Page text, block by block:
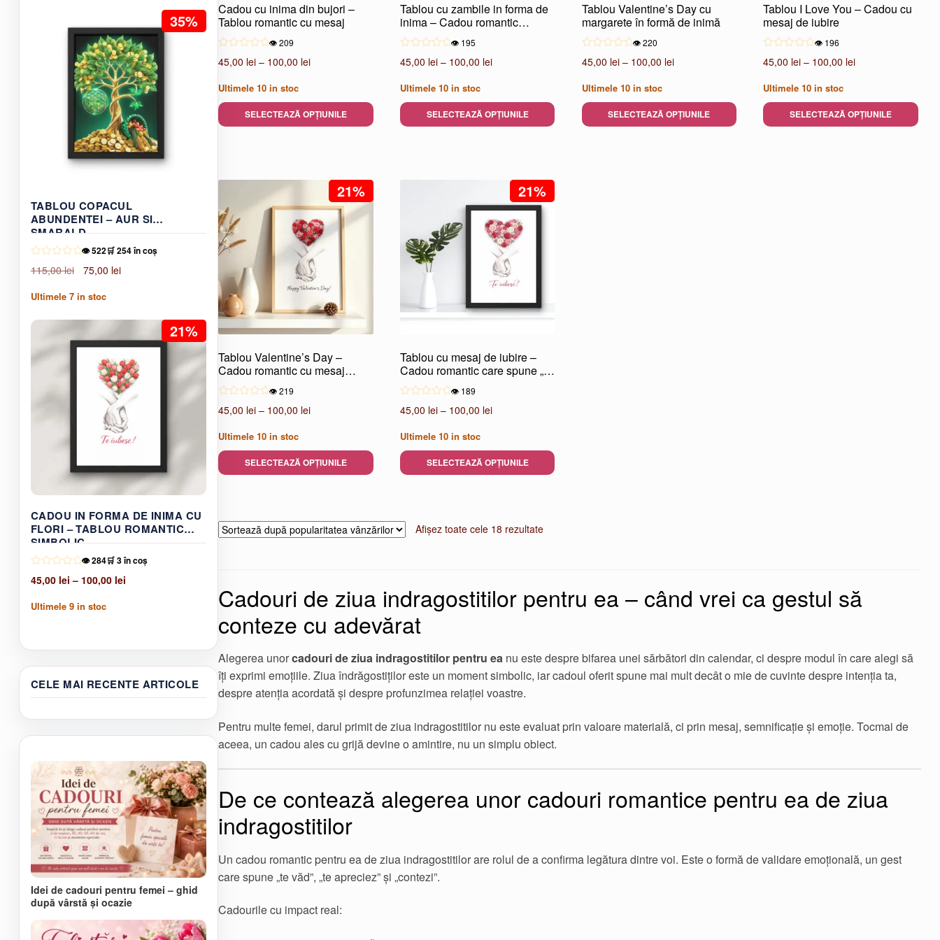
Cadou cu inima din bujori –
Tablou romantic cu mesaj
👁️ 209
45,00 lei – 100,00 leiInterval
45,00 lei
până
Ultimele 10in stoc
SELECTEAZĂ OPȚIUNILE
mai
variații.
Opțiunile
pot
fi
alese
în
pagina
produsului.
Tablou cu zambile in forma de
inima – Cadou romantic
special
👁️ 195
45,00 lei – 100,00 leiInterval
45,00 lei
până
Ultimele 10in stoc
SELECTEAZĂ OPȚIUNILE
Opțiunile
pot
pagina
produsului.
Tablou Valentine’s Day cu
margarete în formă de inimă
👁️ 220
45,00 lei – 100,00 leiInterval
45,00 lei
până
Ultimele 10in stoc
SELECTEAZĂ OPȚIUNILE
Tablou I Love You – Cadou cu
mesaj de iubire
👁️ 196
45,00 lei – 100,00 leiInterval
45,00 lei
până
Ultimele10 in stoc
SELECTEAZĂ OPȚIUNILE
21%
Tablou Valentine’s Day –
Cadou romantic cu mesaj
simbolic
👁️ 219
45,00 lei – 100,00 leiInterval
45,00 lei
până
Ultimele 10in stoc
SELECTEAZĂ OPȚIUNILE
mai
pot
fi
alese
în
pagina
produsului.
21%
Tablou cu mesaj de iubire –
Cadou romantic care spune „Te
iubesc”
👁️ 189
45,00 lei – 100,00 leiInterval
45,00 lei
până
Ultimele 10in stoc
SELECTEAZĂ OPȚIUNILE
mai
pot
fi
alese
în
pagina
produsului.
Afișez toate cele 18 rezultateSortat
Cadouri de ziua indragostitilor pentru ea – când vrei ca gestul să
conteze cu adevărat
Alegerea unorcadouri de ziua indragostitilor pentru eanu este despre bifarea unei sărbători din calendar, ci despre modul în care alegi să
îți exprimi emoțiile. Ziua îndrăgostiților este un moment simbolic, iar cadoul oferit spune mai mult decât o mie de cuvinte despre intenția ta,
despre atenția acordată și despre profunzimea relației voastre.
Pentru multe femei, darul primit de ziua indragostitilor nu este evaluat prin valoare materială, ci prin mesaj, semnificație și emoție. Tocmai de
aceea, un cadou ales cu grijă devine o amintire, nu un simplu obiect.
De ce contează alegerea unor cadouri romantice pentru ea de ziua
indragostitilor
Un cadou romantic pentru ea de ziua indragostitilor are rolul de a confirma legătura dintre voi. Este o formă de validare emoțională, un gest
care spune „te văd”, „te apreciez” și „contezi”.
Cadourile cu impact real:
35%
TABLOU COPACUL
ABUNDENTEI – AUR SI
SMARALD
👁️ 522🛒 254 în coș
115,00lei
Prețul
a
75,00 leiPrețul
Ultimele 7in stoc
21%
CADOU IN FORMA DE INIMA CU
FLORI – TABLOU ROMANTIC
SIMBOLIC
👁️ 284🛒 3 în coș
45,00 lei – 100,00 leiInterval
100,00 lei
Ultimele 9in stoc
variații.
Opțiunile
alese
pagina
produsului.
CELE MAI RECENTE ARTICOLE
Idei de cadouri pentru femei – ghid
după vârstă și ocazie